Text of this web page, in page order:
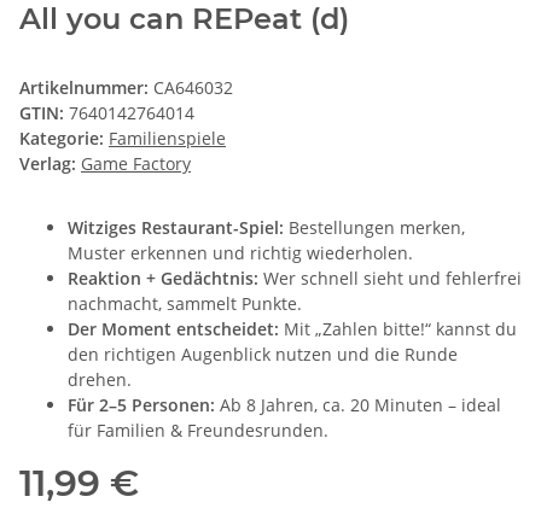
All you can REPeat (d)
Artikelnummer: CA646032
GTIN: 7640142764014
Kategorie: Familienspiele
Verlag: Game Factory
Witziges Restaurant-Spiel: Bestellungen merken,
Muster erkennen und richtig wiederholen.
Reaktion + Gedächtnis: Wer schnell sieht und fehlerfrei
nachmacht, sammelt Punkte.
Der Moment entscheidet: Mit „Zahlen bitte!“ kannst du
den richtigen Augenblick nutzen und die Runde
drehen.
Für 2–5 Personen: Ab 8 Jahren, ca. 20 Minuten – ideal
für Familien & Freundesrunden.
11,99 €